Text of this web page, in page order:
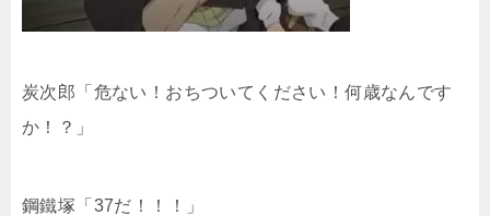
炭次郎「危ない！おちついてください！何歳なんです
か！？」
鋼鐵塚「37だ！！！」